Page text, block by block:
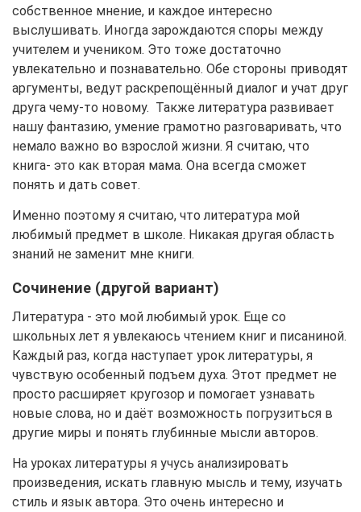
собственное мнение, и каждое интересно
выслушивать. Иногда зарождаются споры между
учителем и учеником. Это тоже достаточно
увлекательно и познавательно. Обе стороны приводят
аргументы, ведут раскрепощённый диалог и учат друг
друга чему-то новому. Также литература развивает
нашу фантазию, умение грамотно разговаривать, что
немало важно во взрослой жизни. Я считаю, что
книга- это как вторая мама. Она всегда сможет
понять и дать совет.
Именно поэтому я считаю, что литература мой
любимый предмет в школе. Никакая другая область
знаний не заменит мне книги.
Сочинение (другой вариант)
Литература - это мой любимый урок. Еще со
школьных лет я увлекаюсь чтением книг и писаниной.
Каждый раз, когда наступает урок литературы, я
чувствую особенный подъем духа. Этот предмет не
просто расширяет кругозор и помогает узнавать
новые слова, но и даёт возможность погрузиться в
другие миры и понять глубинные мысли авторов.
На уроках литературы я учусь анализировать
произведения, искать главную мысль и тему, изучать
стиль и язык автора. Это очень интересно и